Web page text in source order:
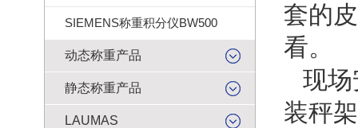
SIEMENS称重积分仪BW500
动态称重产品
静态称重产品
LAUMAS
套的
看。
现场
装秤